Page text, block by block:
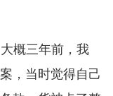
概三年前，我
，当时觉得自己